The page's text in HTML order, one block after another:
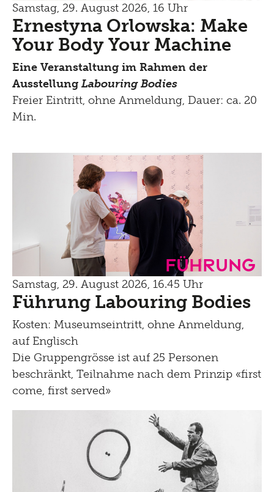
Samstag, 29. August 2026, 16 Uhr
Ernestyna Orlowska: Make
Your Body Your Machine
Eine Veranstaltung im Rahmen der
Ausstellung Labouring Bodies
Freier Eintritt, ohne Anmeldung, Dauer: ca. 20
Min.
Führung
Samstag, 29. August 2026, 16.45 Uhr
Führung Labouring Bodies
Kosten: Museumseintritt, ohne Anmeldung,
auf Englisch
Die Gruppengrösse ist auf 25 Personen
beschränkt, Teilnahme nach dem Prinzip «first
come, first served»